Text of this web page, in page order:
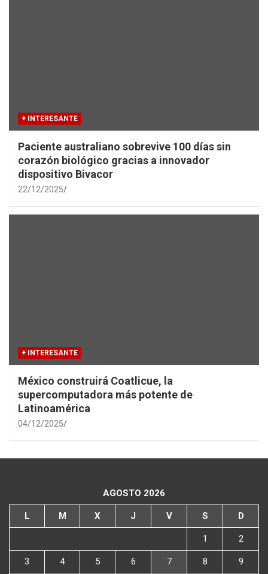
+ INTERESANTE
Paciente australiano sobrevive 100 días sin
corazón biológico gracias a innovador
dispositivo Bivacor
22/12/2025
+ INTERESANTE
México construirá Coatlicue, la
supercomputadora más potente de
Latinoamérica
04/12/2025
AGOSTO 2026
L M X J V S D
1 2
3 4 5 6 7 8 9